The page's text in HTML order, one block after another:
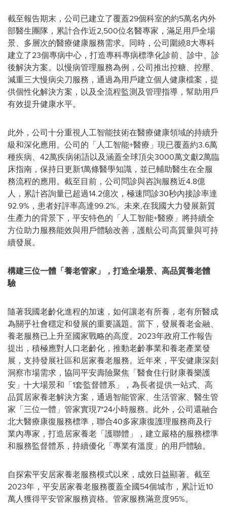
‌截至報告期末，公司已建立了覆蓋29個科室的約5萬名內外
部醫生團隊，累計合作近2,500位名醫專家，滿足用戶全場
景、多層次的醫療健康服務需求。同時，公司圍繞8大專科
建立了23個專病中心，打造專科專病標準化診前、診中、診
後解決方案。以慢病管理服務為例，公司推出控糖、控壓、
減重三大慢病尖刀服務，通過為用戶建立個人健康檔案，提
供個性化解決方案，以及全流程監測及管理指導，幫助用戶
有效提升健康水平。
此外，公司十分重視人工智能技術在醫療健康領域的持續升
級和深化應用。公司的「人工智能+醫療」現已覆蓋約3.6萬
種疾病、42萬疾病術語以及涵蓋全球頂尖3000萬文獻2萬臨
床指南，保持日更新1萬條醫學知識，並已輔助醫生在全服
務流程的應用。截至目前，公司問診與咨詢服務近4.8億
人，累計咨詢量已超過14.2億次，極速問診30秒內接診率達
92.9%，患者好評率高達99.2%。未來,在我國大力發展新質
生產力的背景下，平安特色的「人工智能+醫療」將持續全
方位助力服務能效與用戶體驗改善，護航公司高質量與可持
續發展。
構建三位一體「養老管家」，打造全場景、高品質養老體
驗
隨著我國老齡化進程的加速，如何讓老有所養，老有所醫成
為關乎社會穩定和發展的重要議題。當下，發展養老金融、
養老服務已上升至國家戰略的高度。2023年政府工作報告
提出，積極應對人口老齡化，推動老齡事業和養老產業發
展，支持發展社區和居家養老服務。近年來，平安健康深刻
洞察市場需求，協同平安壽險聚焦「醫食住行財康養樂護
安」十大場景和「1套監督體系」，為長者提供一站式、高
品質居家養老解決方案，通過智能管家、生活管家、醫生管
家「三位一體」管家實現7*24小時服務。此外，公司還融合
北大醫療康復服務標準，聯合40多家康復護理服務商及行
業內專家，打造居家養老「護聯體」，建立嚴格的服務標準
和服務監督體系，持續優化「專業有溫度」的用戶體驗。
自探索平安居家養老服務模式以來，成效日益顯著。截至
2023年，平安居家養老服務覆蓋全國54個城市，累計近10
萬人獲得平安管家服務資格。‌管家服務滿意度95%。